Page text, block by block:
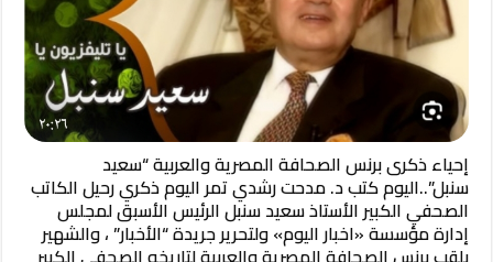
إحياء ذكرى برنس الصحافة المصرية والعربية “سعيد
سنبل”..اليوم كتب د. مدحت رشدي تمر اليوم ذكري رحيل الكاتب
الصحفي الكبير الأستاذ سعيد سنبل الرئيس الأسبق لمجلس
إدارة مؤسسة «اخبار اليوم» ولتحرير جريدة “الأخبار” ، والشهير